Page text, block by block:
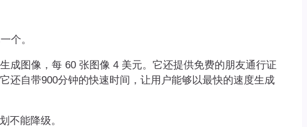
个。
图像，每 60 张图像 4 美元。它还提供免费的朋友通行证
还自带900分钟的快速时间，让用户能够以最快的速度生成
能降级。